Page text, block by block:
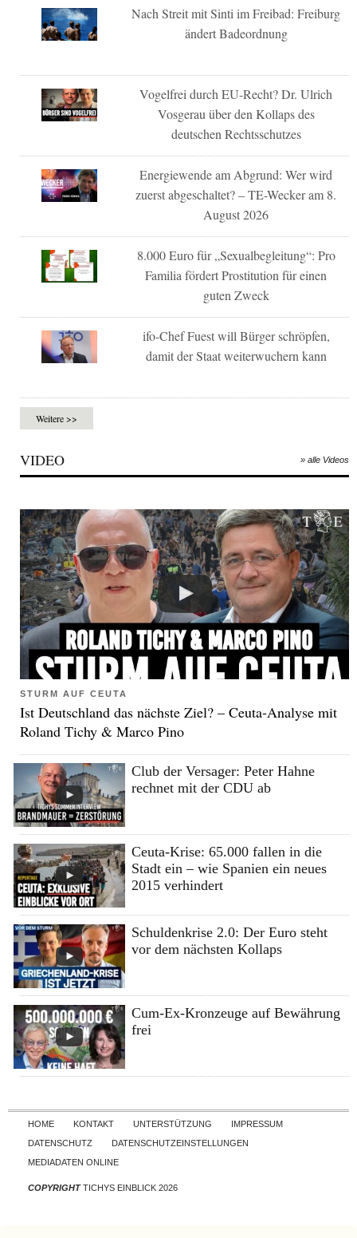
Nach Streit mit Sinti im Freibad: Freiburg
ändert Badeordnung
Vogelfrei durch EU-Recht? Dr. Ulrich
Vosgerau über den Kollaps des
deutschen Rechtsschutzes
Energiewende am Abgrund: Wer wird
zuerst abgeschaltet? – TE-Wecker am 8.
August 2026
8.000 Euro für „Sexualbegleitung“: Pro
Familia fördert Prostitution für einen
guten Zweck
ifo-Chef Fuest will Bürger schröpfen,
damit der Staat weiterwuchern kann
Weitere >>
VIDEO » alle Videos
STURM AUF CEUTA
Ist Deutschland das nächste Ziel? – Ceuta-Analyse mit
Roland Tichy & Marco Pino
Club der Versager: Peter Hahne
rechnet mit der CDU ab
Ceuta-Krise: 65.000 fallen in die
Stadt ein – wie Spanien ein neues
2015 verhindert
Schuldenkrise 2.0: Der Euro steht
vor dem nächsten Kollaps
Cum-Ex-Kronzeuge auf Bewährung
frei
Skip to content
HOME KONTAKT UNTERSTÜTZUNG
IMPRESSUM
DATENSCHUTZ
DATENSCHUTZEINSTELLUNGEN
MEDIADATEN ONLINE
COPYRIGHTTICHYS EINBLICK 2026